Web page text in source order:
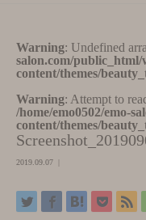
Warning: Undefined
salon.com/public_html/
content/themes/
Warning: Attempt to
/home/emo0502/emo-
content/themes/
2019.09.07